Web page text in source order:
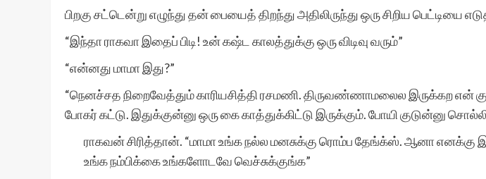
பிறகு சட்டென்று எழுந்து தன் பையைத் திறந்து அதிலிருந்து ஒரு சிறிய பெட்டியை
“இந்தா ராகவா இதைப் பிடி! உன் கஷ்ட காலத்துக்கு ஒரு விடிவு வரும்”
“என்னது மாமா இது?”
“நெனச்சத நிறைவேத்தும் காரியசித்தி ரசமணி. திருவண்ணாமலைல இருக்கற என்
போகர் கட்டு. இதுக்குன்னு ஒரு கை காத்துக்கிட்டு இருக்கும். போயி குடுன்னு
ராகவன் சிரித்தான். “மாமா உங்க நல்ல மனசுக்கு ரொம்ப தேங்க்ஸ். ஆனா எனக்கு
உங்க நம்பிக்கை உங்களோடவே வெச்சுக்குங்க”